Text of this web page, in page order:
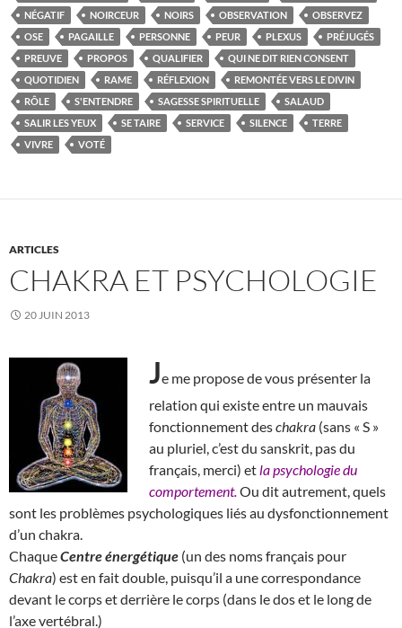
NÉGATIF
NOIRCEUR NOIRS OBSERVATION
OBSERVEZ
OSE
PAGAILLE PERSONNE PEUR PLEXUS
PRÉJUGÉS
PREUVE
PROPOS QUALIFIER
QUI NE DIT RIEN CONSENT
QUOTIDIEN
RAME RÉFLEXION
REMONTÉE VERS LE DIVIN
RÔLE
S'ENTENDRE SAGESSE SPIRITUELLE
SALAUD
SALIR LES YEUX
SE TAIRE SERVICE SILENCE
TERRE
VIVRE
VOTÉ
ARTICLES
CHAKRA ET PSYCHOLOGIE
20 JUIN 2013
Je me propose de vous présenter la
relation qui existe entre un mauvais
fonctionnement deschakra (sans « S »
au pluriel, c’est du sanskrit, pas du
français, merci) et la psychologie du
comportement. Ou dit autrement, quels
sont les problèmes psychologiques liés au dysfonctionnement
d’un chakra.
ChaqueCentre énergétique (un des noms français pour
Chakra) est en fait double, puisqu’il a une correspondance
devant le corps et derrière le corps (dans le dos et le long de
l’axe vertébral.)